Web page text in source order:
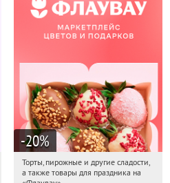
-20%
20:27:20 Получили:
Торты, пирожные и другие сладости,
а также товары для праздника на